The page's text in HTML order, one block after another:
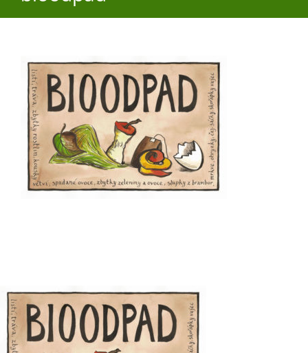
Aktuality
Škola
Turistika
Kontakty